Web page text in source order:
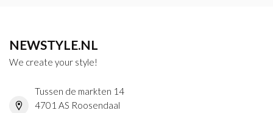
NEWSTYLE.NL
We create your style!
Tussen de markten 14
4701 AS Roosendaal